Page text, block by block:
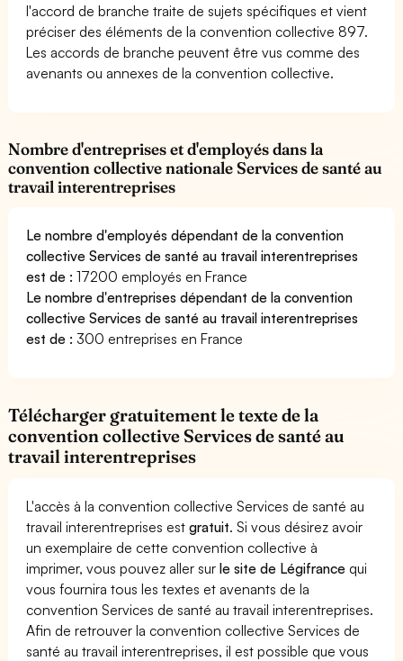
l'accord de branche traite de sujets spécifiques et vient
préciser des éléments de la convention collective 897.
Les accords de branche peuvent être vus comme des
avenants ou annexes de la convention collective.
Nombre d'entreprises et d'employés dans la
convention collective nationale Services de santé au
travail interentreprises
Le nombre d'employés dépendant de la convention
collective Services de santé au travail interentreprises
est de :17200 employés en France
Le nombre d'entreprises dépendant de la convention
collective Services de santé au travail interentreprises
est de : 300 entreprises en France
Télécharger gratuitement le texte de la
convention collective Services de santé au
travail interentreprises
L'accès à la convention collective Services de santé au
travail interentreprises estgratuit. Si vous désirez avoir
un exemplaire de cette convention collective à
imprimer, vous pouvez aller surle site de Légifrance qui
vous fournira tous les textes et avenants de la
convention Services de santé au travail interentreprises.
Afin de retrouver la convention collective Services de
santé au travail interentreprises, il est possible que vous